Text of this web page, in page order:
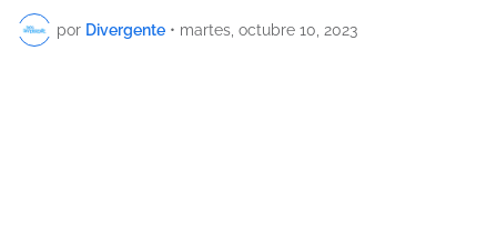
por Divergente • martes, octubre 10, 2023